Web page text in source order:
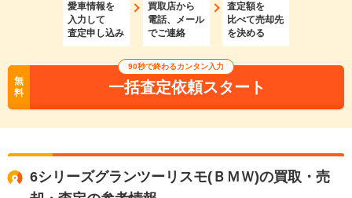
愛車情報を
入力して
査定申し込み
買取店から
電話、メール
でご連絡
査定額を
比べて売却先
を決める
無
料
90秒で終わるカンタン入力
一括査定依頼スタート
6シリーズグランツーリスモ(ＢＭＷ)の買取・売